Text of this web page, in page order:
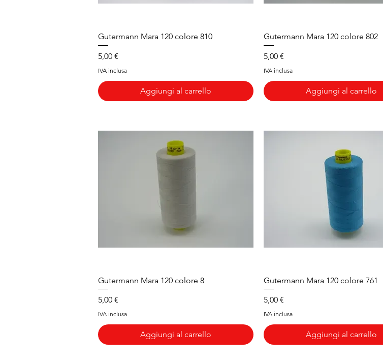
Vista rapida
Gutermann Mara 120 colore 810
Prezzo
5,00 €
IVA inclusa
Aggiungi al carrello
Vista rapida
Gutermann Mara 120 colore 802
Prezzo
5,00 €
IVA inclusa
Aggiungi al carrello
Vista rapida
Gutermann Mara 120 colore 8
Prezzo
5,00 €
IVA inclusa
Aggiungi al carrello
Vista rapida
Gutermann Mara 120 colore 761
Prezzo
5,00 €
IVA inclusa
Aggiungi al carrello